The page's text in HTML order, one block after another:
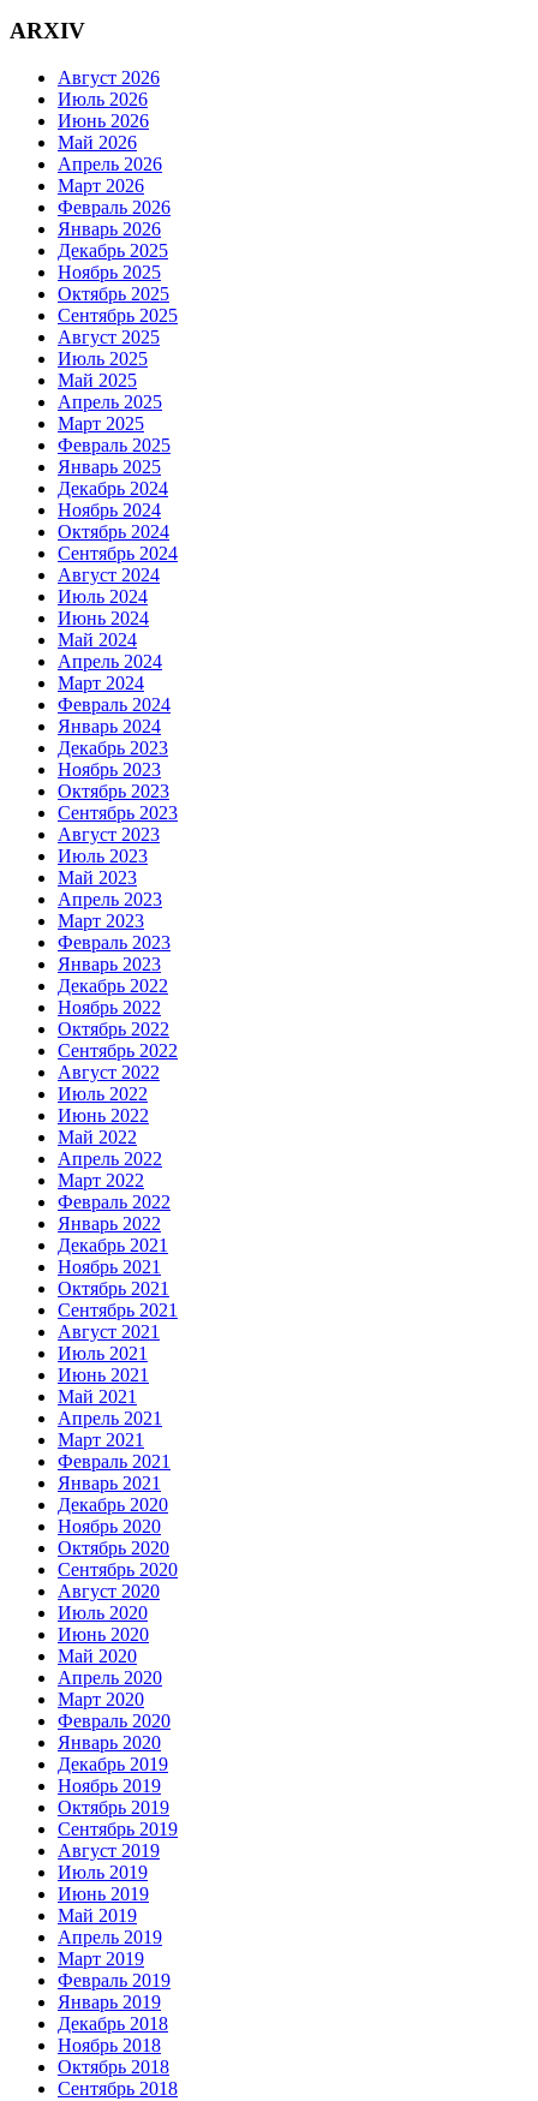
ARXIV
Август 2026
Июль 2026
Июнь 2026
Май 2026
Апрель 2026
Март 2026
Февраль 2026
Январь 2026
Декабрь 2025
Ноябрь 2025
Октябрь 2025
Сентябрь 2025
Август 2025
Июль 2025
Май 2025
Апрель 2025
Март 2025
Февраль 2025
Январь 2025
Декабрь 2024
Ноябрь 2024
Октябрь 2024
Сентябрь 2024
Август 2024
Июль 2024
Июнь 2024
Май 2024
Апрель 2024
Март 2024
Февраль 2024
Январь 2024
Декабрь 2023
Ноябрь 2023
Октябрь 2023
Сентябрь 2023
Август 2023
Июль 2023
Май 2023
Апрель 2023
Март 2023
Февраль 2023
Январь 2023
Декабрь 2022
Ноябрь 2022
Октябрь 2022
Сентябрь 2022
Август 2022
Июль 2022
Июнь 2022
Май 2022
Апрель 2022
Март 2022
Февраль 2022
Январь 2022
Декабрь 2021
Ноябрь 2021
Октябрь 2021
Сентябрь 2021
Август 2021
Июль 2021
Июнь 2021
Май 2021
Апрель 2021
Март 2021
Февраль 2021
Январь 2021
Декабрь 2020
Ноябрь 2020
Октябрь 2020
Сентябрь 2020
Август 2020
Июль 2020
Июнь 2020
Май 2020
Апрель 2020
Март 2020
Февраль 2020
Январь 2020
Декабрь 2019
Ноябрь 2019
Октябрь 2019
Сентябрь 2019
Август 2019
Июль 2019
Июнь 2019
Май 2019
Апрель 2019
Март 2019
Февраль 2019
Январь 2019
Декабрь 2018
Ноябрь 2018
Октябрь 2018
Сентябрь 2018